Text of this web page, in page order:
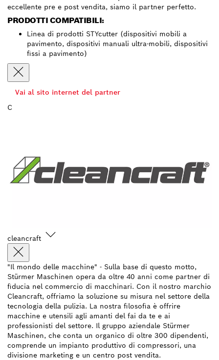
eccellente pre e post vendita, siamo il partner perfetto.
PRODOTTI COMPATIBILI:
Linea di prodotti STYcutter (dispositivi mobili a
pavimento, dispositivi manuali ultra-mobili, dispositivi
fissi a pavimento)
Vai al sito internet del partner
C
cleancraft
"Il mondo delle macchine" - Sulla base di questo motto,
Stürmer Maschinen opera da oltre 40 anni come partner di
fiducia nel commercio di macchinari. Con il nostro marchio
Cleancraft, offriamo la soluzione su misura nel settore della
tecnologia della pulizia. La nostra filosofia è offrire
macchine e utensili agli amanti del fai da te e ai
professionisti del settore. Il gruppo aziendale Stürmer
Maschinen, che conta un organico di oltre 300 dipendenti,
comprende un impianto produttivo di compressori, una
divisione marketing e un centro post vendita.